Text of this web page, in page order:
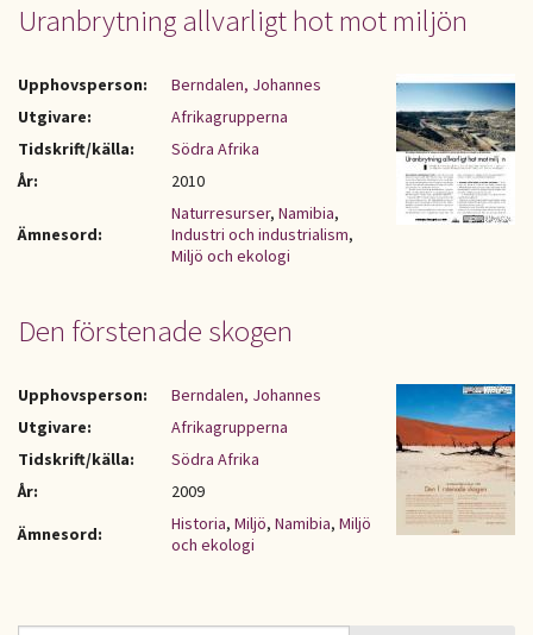
Uranbrytning allvarligt hot mot miljön
Upphovsperson:
Berndalen, Johannes
Utgivare:
Afrikagrupperna
Tidskrift/källa:
Södra Afrika
År:
2010
Ämnesord:
Naturresurser, Namibia,
Industri och industrialism,
Miljö och ekologi
Den förstenade skogen
Upphovsperson:
Berndalen, Johannes
Utgivare:
Afrikagrupperna
Tidskrift/källa:
Södra Afrika
År:
2009
Ämnesord:
Historia, Miljö, Namibia, Miljö
och ekologi